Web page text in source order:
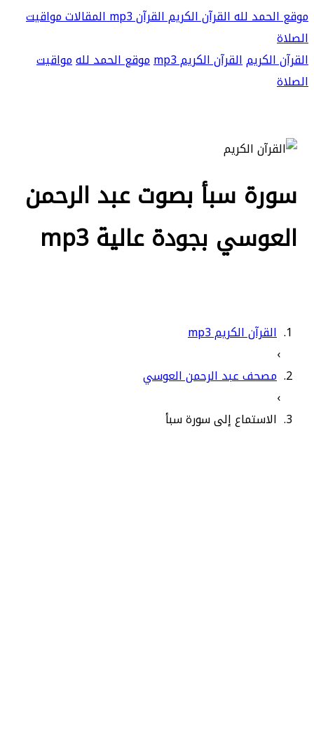
موقع الحمد للهالقرآن الكريمالقرآن mp3 المقالاتمواقيت
الصلاة
القرآن الكريمالقرآن الكريم mp3 موقع الحمد للهمواقيت
الصلاة
سورة سبأ بصوت عبد الرحمن
العوسي بجودة عالية mp3
القرآن الكريم mp3
›
مصحف عبد الرحمن العوسي
›
الاستماع إلى سورة سبأ